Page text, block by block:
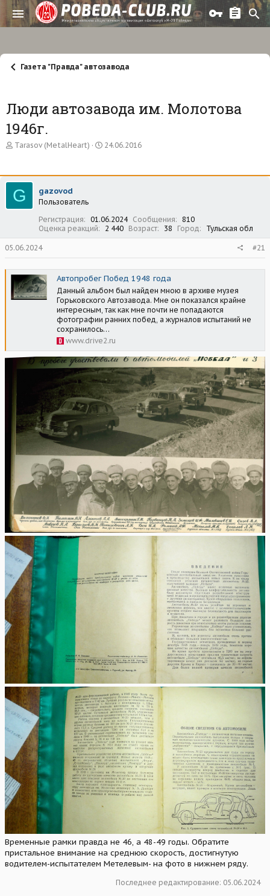
Газета "Правда" автозавода
Люди автозавода им. Молотова
1946г.
А
о
р
т
е
Tarasov (MetalHeart)
Д
а
л
а
24.06.2016
G gazovod
Пользователь
Регистрация
01.06.2024 Сообщения
810
Оценка реакций
2 440 Возраст 38 Город Тульская обл
05.06.2024 #21
Автопробег Побед 1948 года
Данный альбом был найден мною в архиве музея
Горьковского Автозавода. Мне он показался крайне
интересным, так как мне почти не попадаются
фотографии ранних побед, а журналов испытаний не
сохранилось…
www.drive2.ru
Временные рамки правда не 46, а 48-49 годы. Обратите
пристальное внимание на среднюю скорость, достигнутую
водителем-испытателем Метелевым- на фото в нижнем ряду.
Последнее редактирование: 05.06.2024